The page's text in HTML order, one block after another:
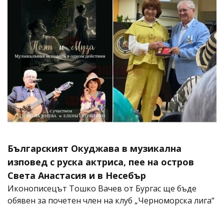
Българският Окуджава в музикална
изповед с руска актриса, пее на остров
Света Анастасия и в Несебър
Иконописецът Тошко Вачев от Бургас ще бъде
обявен за почетен член на клуб „Черноморска лига“